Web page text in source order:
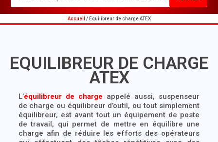
Accueil / Equilibreur de charge ATEX
EQUILIBREUR DE CHARGE
ATEX
L’équilibreur de charge appelé aussi, suspenseur
de charge ou équilibreur d’outil, ou tout simplement
équilibreur, est avant tout un équipement de poste
de travail, qui permet de mettre en équilibre une
charge afin de réduire les efforts des opérateurs